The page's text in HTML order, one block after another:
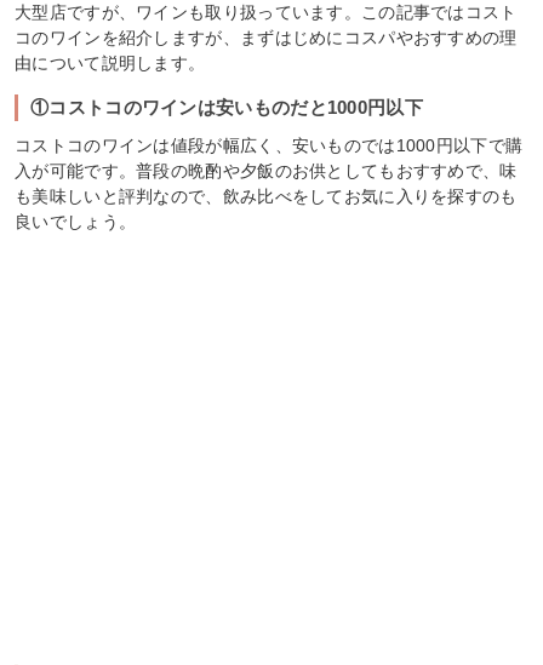
大型店ですが、ワインも取り扱っています。この記事ではコスト
コのワインを紹介しますが、まずはじめにコスパやおすすめの理
由について説明します。
①コストコのワインは安いものだと1000円以下
コストコのワインは値段が幅広く、安いものでは1000円以下で購
入が可能です。普段の晩酌や夕飯のお供としてもおすすめで、味
も美味しいと評判なので、飲み比べをしてお気に入りを探すのも
良いでしょう。